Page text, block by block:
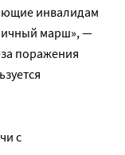
инвалидам
марш», —
поражения
с